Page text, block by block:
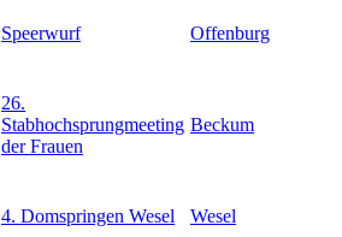
Speerwurf Offenburg
26.
Stabhochsprungmeeting
der Frauen
Beckum
4. Domspringen Wesel Wesel